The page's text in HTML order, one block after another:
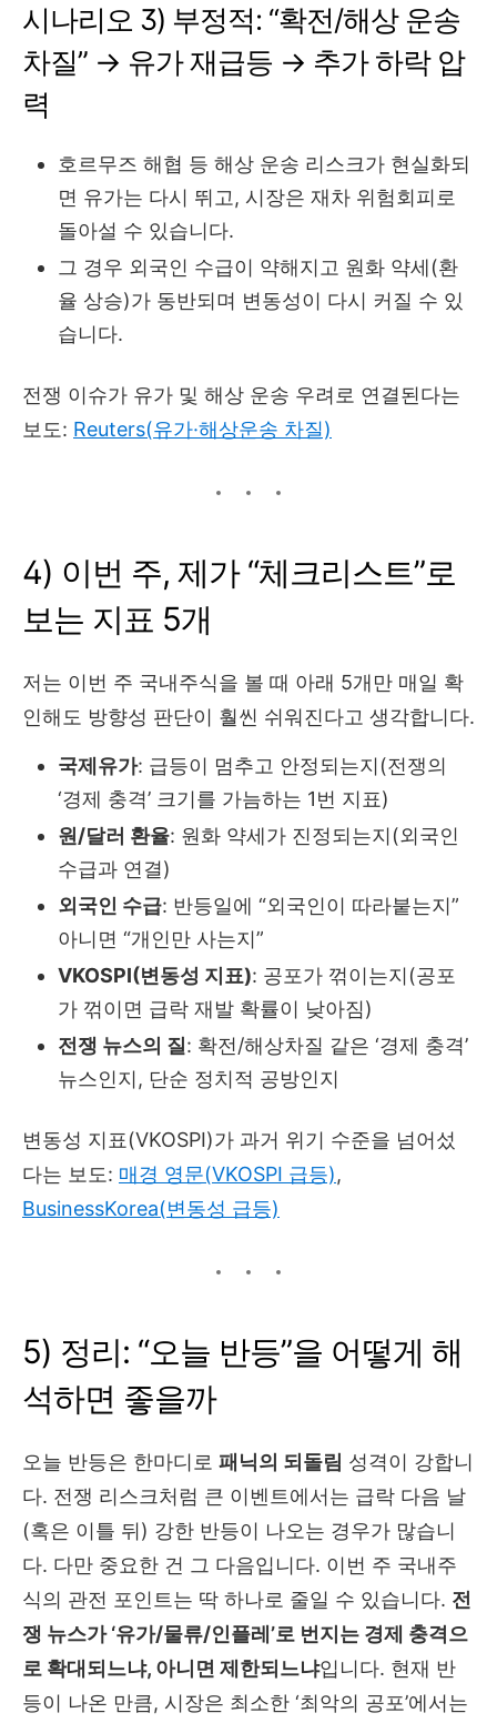
시나리오 3) 부정적: “확전/해상 운송
차질” → 유가 재급등 → 추가 하락 압
력
호르무즈 해협 등 해상 운송 리스크가 현실화되
면 유가는 다시 뛰고, 시장은 재차 위험회피로
돌아설 수 있습니다.
그 경우 외국인 수급이 약해지고 원화 약세(환
율 상승)가 동반되며 변동성이 다시 커질 수 있
습니다.
전쟁 이슈가 유가 및 해상 운송 우려로 연결된다는
보도: Reuters(유가·해상운송 차질)
4) 이번 주, 제가 “체크리스트”로
보는 지표 5개
저는 이번 주 국내주식을 볼 때 아래 5개만 매일 확
인해도 방향성 판단이 훨씬 쉬워진다고 생각합니다.
국제유가: 급등이 멈추고 안정되는지(전쟁의
‘경제 충격’ 크기를 가늠하는 1번 지표)
원/달러 환율: 원화 약세가 진정되는지(외국인
수급과 연결)
외국인 수급: 반등일에 “외국인이 따라붙는지”
아니면 “개인만 사는지”
VKOSPI(변동성 지표): 공포가 꺾이는지(공포
가 꺾이면 급락 재발 확률이 낮아짐)
전쟁 뉴스의 질: 확전/해상차질 같은 ‘경제 충격’
뉴스인지, 단순 정치적 공방인지
변동성 지표(VKOSPI)가 과거 위기 수준을 넘어섰
다는 보도: 매경 영문(VKOSPI 급등),
BusinessKorea(변동성 급등)
5) 정리: “오늘 반등”을 어떻게 해
석하면 좋을까
오늘 반등은 한마디로 패닉의 되돌림 성격이 강합니
다. 전쟁 리스크처럼 큰 이벤트에서는 급락 다음 날
(혹은 이틀 뒤) 강한 반등이 나오는 경우가 많습니
다. 다만 중요한 건 그 다음입니다. 이번 주 국내주
식의 관전 포인트는 딱 하나로 줄일 수 있습니다. 전
쟁 뉴스가 ‘유가/물류/인플레’로 번지는 경제 충격으
로 확대되느냐, 아니면 제한되느냐입니다. 현재 반
등이 나온 만큼, 시장은 최소한 ‘최악의 공포’에서는